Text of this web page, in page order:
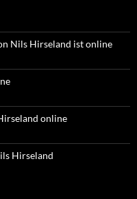
Nils Hirseland ist online
online
Hirseland